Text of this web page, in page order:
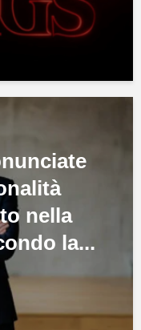
nella
la...